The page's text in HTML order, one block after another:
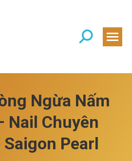
Search:
Ngừa Nấm
Nail Chuyên
Pearl